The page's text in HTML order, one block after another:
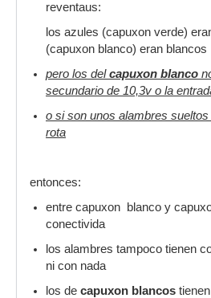
reventaus:
los azules (capuxon verde)
(capuxon blanco) eran blancos
pero los delcapuxon blanco
secundario de 10,3v o la
o si son unos alambres
rota
entonces:
entre capuxon blanco y
conectivida
los alambres tampoco tienen
ni con nada
los de capuxon blancos